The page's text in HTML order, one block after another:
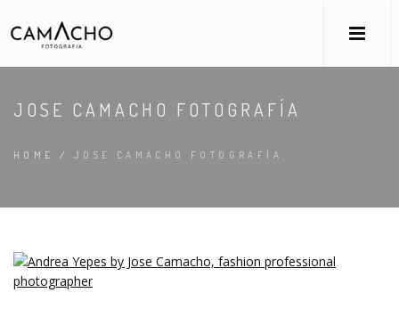
JOSE CAMACHO FOTOGRAFÍA
HOME / JOSE CAMACHO FOTOGRAFÍA